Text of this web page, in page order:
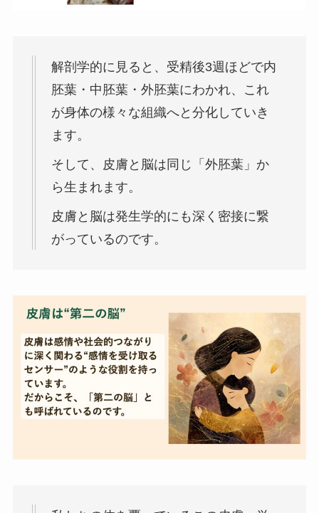
解剖学的に見ると、受精後3週ほどで内
胚葉・中胚葉・外胚葉にわかれ、これ
が身体の様々な組織へと分化していき
ます。
そして、皮膚と脳は同じ「外胚葉」か
ら生まれます。
皮膚と脳は発生学的にも深く密接に繋
がっているのです。